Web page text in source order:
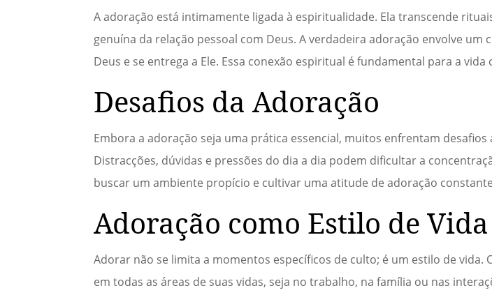
A adoração está intimamente ligada à espiritualidade. Ela transcende
genuína da relação pessoal com Deus. A verdadeira adoração envolve um
Deus e se entrega a Ele. Essa conexão espiritual é fundamental para a
Desafios da Adoração
Embora a adoração seja uma prática essencial, muitos enfrentam
Distracções, dúvidas e pressões do dia a dia podem dificultar a
buscar um ambiente propício e cultivar uma atitude de adoração
Adoração como Estilo de Vida
Adorar não se limita a momentos específicos de culto; é um estilo de vida.
em todas as áreas de suas vidas, seja no trabalho, na família ou nas